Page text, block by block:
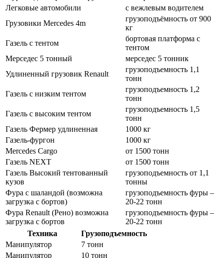
Легковые автомобили
с вежлевым водителем
Грузовики Mercedes 4m
грузоподъёмность от 900
кг
Газель с тентом
бортовая платформа с
тентом
Мерседес 5 тонный
мерседес 5 тонник
Удлиненный грузовик Renault
грузоподъемность 1,1
тонн
Газель с низким тентом
грузоподъемность 1,2
тонн
Газель с высоким тентом
грузоподъемность 1,5
тонн
Газель Фермер удлиненная
1000 кг
Газель-фургон
1000 кг
Mercedes Cargo
от 1500 тонн
Газель NEXT
от 1500 тонн
Газель Высокий тентованный
кузов
грузоподъемность от 1,1
тонны
Фура с шаландой (возможна
загрузка с бортов)
грузоподъемность фуры –
20-22 тонн
Фура Renault (Рено) возможна
загрузка с бортов
грузоподъемность фуры –
20-22 тонн
Техника
Грузоподъемность
Манипулятор
7 тонн
Манипулятор
10 тонн